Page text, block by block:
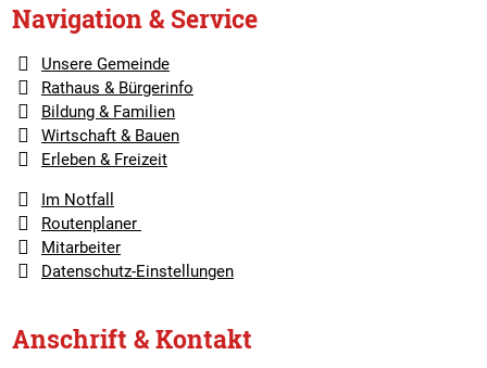
Navigation & Service
Unsere Gemeinde
Rathaus & Bürgerinfo
Bildung & Familien
Wirtschaft & Bauen
Erleben & Freizeit
Im Notfall
Routenplaner
Mitarbeiter
Datenschutz-Einstellungen
Anschrift & Kontakt